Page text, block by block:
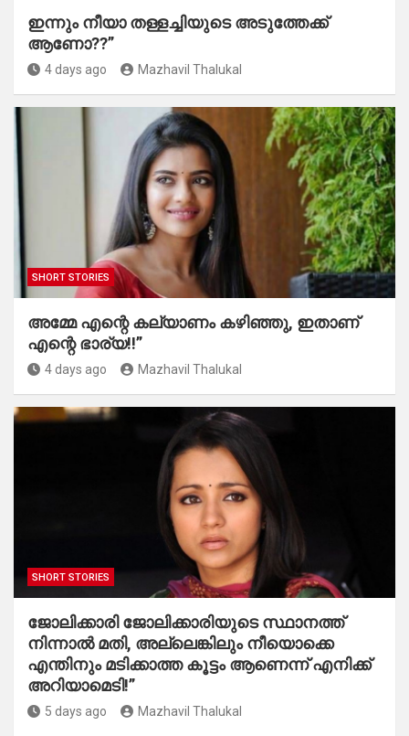
ഇന്നും നീയാ തള്ളച്ചിയുടെ അടുത്തേക്ക്
ആണോ??”
4 days ago Mazhavil Thalukal
SHORT STORIES
അമ്മേ എന്റെ കല്യാണം കഴിഞ്ഞു, ഇതാണ്
എന്റെ ഭാര്യ!!”
4 days ago Mazhavil Thalukal
SHORT STORIES
ജോലിക്കാരി ജോലിക്കാരിയുടെ സ്ഥാനത്ത്
നിന്നാൽ മതി, അല്ലെങ്കിലും നീയൊക്കെ
എന്തിനും മടിക്കാത്ത കൂട്ടം ആണെന്ന് എനിക്ക്
അറിയാമെടി!”
5 days ago Mazhavil Thalukal